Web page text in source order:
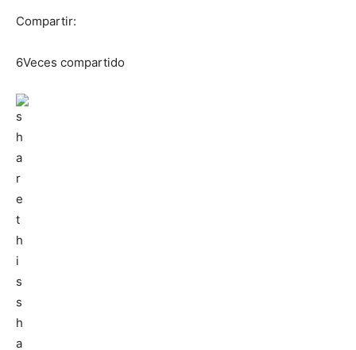
Compartir:
6Veces compartido